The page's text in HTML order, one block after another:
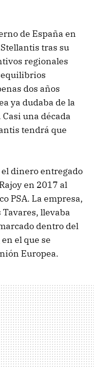
de España en
tras su
regionales
dos años
ya dudaba de la
una década
tendrá que
el dinero entregado
en 2017 al
PSA. La empresa,
llevaba
dentro del
en el que se
Europea.